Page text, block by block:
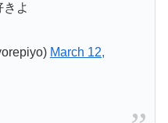
よ
March 12,